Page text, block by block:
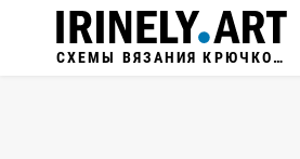
СХЕМЫ ВЯЗАНИЯ КРЮЧКОМ